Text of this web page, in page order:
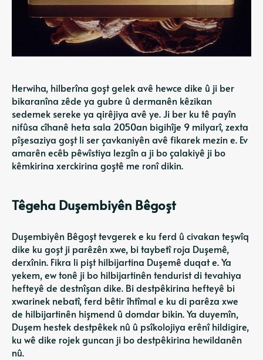
Herwiha, hilberîna goşt gelek avê hewce dike û ji ber
bikaranîna zêde ya gubre û dermanên kêzikan
sedemek sereke ya qirêjiya avê ye. Ji ber ku tê payîn
nifûsa cîhanê heta sala 2050an bigihîje 9 milyarî, zexta
pîşesaziya goşt li ser çavkaniyên avê fikarek mezin e. Ev
amarên ecêb pêwîstiya lezgîn a ji bo çalakiyê ji bo
kêmkirina xerckirina goştê me ronî dikin.
Têgeha Duşembiyên Bêgoşt
Duşembiyên Bêgoşt tevgerek e ku ferd û civakan teşwîq
dike ku goşt ji parêzên xwe, bi taybetî roja Duşemê,
derxînin. Fikra li pişt hilbijartina Duşemê duqat e. Ya
yekem, ew tonê ji bo hilbijartinên tendurist di tevahiya
hefteyê de destnîşan dike. Bi destpêkirina hefteyê bi
xwarinek nebatî, ferd bêtir îhtîmal e ku di parêza xwe
de hilbijartinên hişmend û domdar bikin. Ya duyemîn,
Duşem hestek destpêkek nû û psîkolojiya erênî hildigire,
ku wê dike rojek guncan ji bo destpêkirina hewildanên
nû.